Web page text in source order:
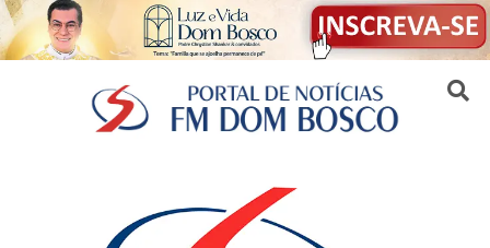
Sair da versão mobile